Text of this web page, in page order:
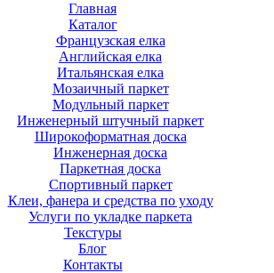
Главная
Каталог
Французская елка
Английская елка
Итальянская елка
Мозаичный паркет
Модульный паркет
Инженерный штучный паркет
Широкоформатная доска
Инженерная доска
Паркетная доска
Спортивный паркет
Клеи, фанера и средства по уходу
Услуги по укладке паркета
Текстуры
Блог
Контакты